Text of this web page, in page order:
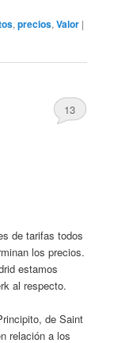
,precios,Valor |
13
de tarifas todos
los precios.
estamos
al respecto.
de Saint
relación a los